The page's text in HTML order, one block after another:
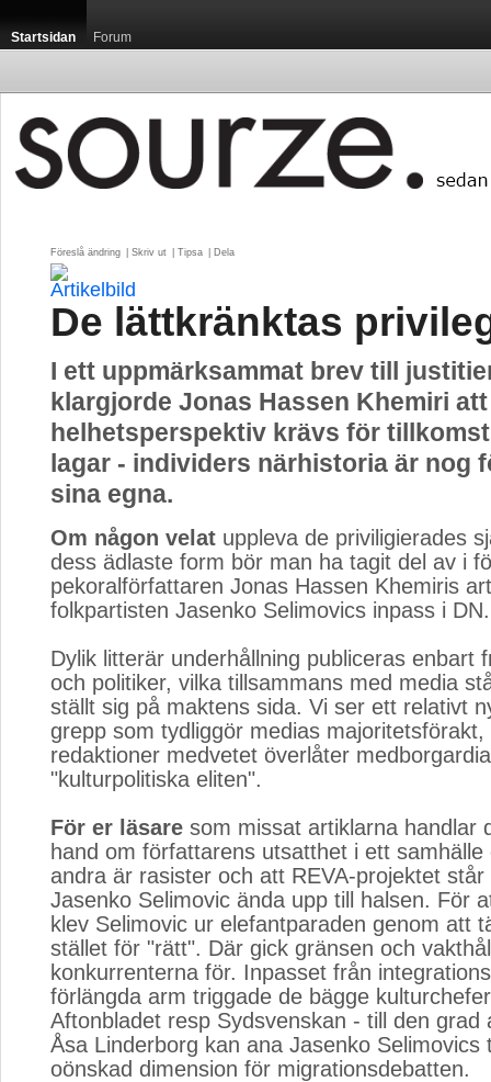
Startsidan Forum
Föreslå ändring Skriv ut Tipsa Dela
De lättkränktas
I ett uppmärksammat brev till
klargjorde Jonas Hassen Khemiri
helhetsperspektiv krävs för
lagar - individers närhistoria är nog
sina egna.
Om någon velat uppleva de priviligierades
dess ädlaste form bör man ha tagit del av i
pekoralförfattaren Jonas Hassen Khemiris
folkpartisten Jasenko Selimovics inpass i DN.
Dylik litterär underhållning publiceras enbart
och politiker, vilka tillsammans med media
ställt sig på maktens sida. Vi ser ett relativt
grepp som tydliggör medias majoritetsförakt,
redaktioner medvetet överlåter
"kulturpolitiska eliten".
För er läsare som missat artiklarna handlar
hand om författarens utsatthet i ett samhälle
andra är rasister och att REVA-projektet
Jasenko Selimovic ända upp till halsen. För
klev Selimovic ur elefantparaden genom att
stället för "rätt". Där gick gränsen och
konkurrenterna för. Inpasset från
förlängda arm triggade de bägge
Aftonbladet resp Sydsvenskan - till den grad
Åsa Linderborg kan ana Jasenko Selimovics
oönskad dimension för migrationsdebatten.